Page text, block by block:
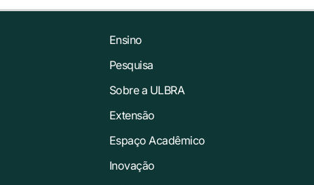
Ensino
Pesquisa
Sobre a ULBRA
Extensão
Espaço Acadêmico
Inovação